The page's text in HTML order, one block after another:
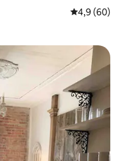
4,9 (60)